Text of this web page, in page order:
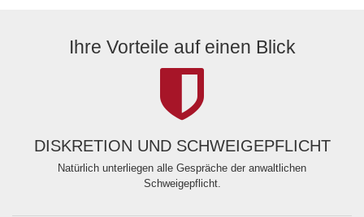
Ihre Vorteile auf einen Blick
DISKRETION UND SCHWEIGEPFLICHT
Natürlich unterliegen alle Gespräche der anwaltlichen
Schweigepflicht.